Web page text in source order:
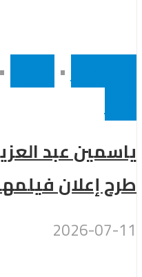
•
•
ياسمين عبد
طرح إعلان
2026-07-11